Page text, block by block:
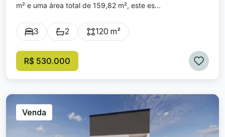
m² e uma área total de 159,82 m², este es...
3 2 120 m²
R$ 530.000
Venda